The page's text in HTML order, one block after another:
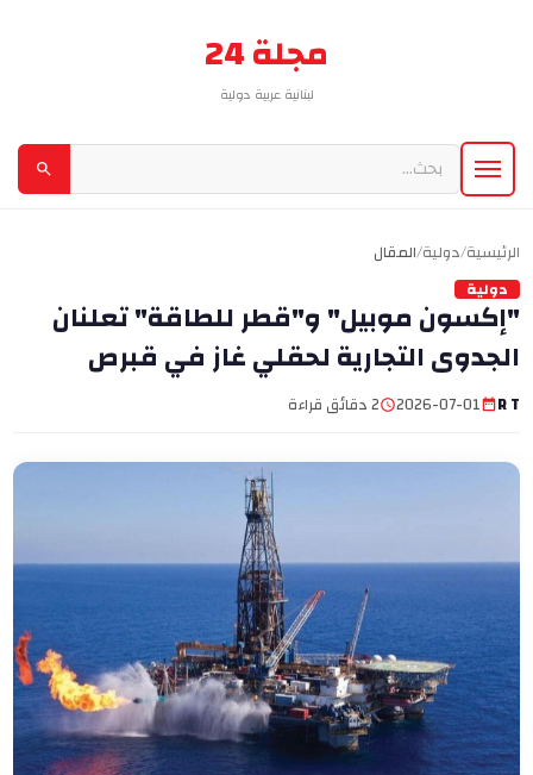
مجلة 24
لبنانية عربية دولية
الرئيسية/دولية/المقال
دولية
"إكسون موبيل" و"قطر للطاقة" تعلنان
الجدوى التجارية لحقلي غاز في قبرص
R T
2026-07-01 2 دقائق قراءة